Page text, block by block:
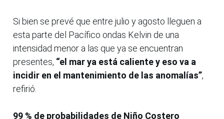
Si bien se prevé que entre julio y agosto lleguen a
esta parte del Pacífico ondas Kelvin de una
intensidad menor a las que ya se encuentran
presentes, “el mar ya está caliente y eso va a
incidir en el mantenimiento de las anomalías”,
refirió.
99 % de probabilidades de Niño Costero